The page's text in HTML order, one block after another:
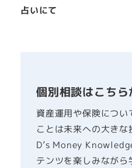
占いにて
個別相談はこちら
資産運用や保険につ
ことは未来への大きな
D’s Money
テンツを楽しみなが